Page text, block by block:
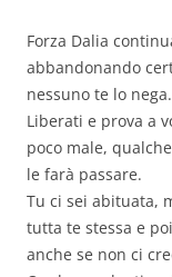
Forza Dalia
abbandonando
nessuno te lo nega.
Liberati e prova a
poco male,
le farà passare.
Tu ci sei abituata,
tutta te stessa e
anche se non ci